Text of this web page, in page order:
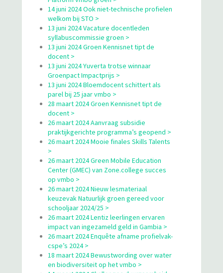
14 juni 2024 Ook niet-technische profielen
welkom bij STO >
13 juni 2024 Vacature docentleden
syllabuscommissie groen >
13 juni 2024 Groen Kennisnet tipt de
docent >
13 juni 2024 Yuverta trotse winnaar
Groenpact Impactprijs >
13 juni 2024 Bloemdocent schittert als
parel bij 25 jaar vmbo >
28 maart 2024 Groen Kennisnet tipt de
docent >
26 maart 2024 Aanvraag subsidie
praktijkgerichte programma’s geopend >
26 maart 2024 Mooie finales Skills Talents
>
26 maart 2024 Green Mobile Education
Center (GMEC) van Zone.college succes
op vmbo >
26 maart 2024 Nieuw lesmateriaal
keuzevak Natuurlijk groen gereed voor
schooljaar 2024/25 >
26 maart 2024 Lentiz leerlingen ervaren
impact van ingezameld geld in Gambia >
26 maart 2024 Enquête afname profielvak-
cspe’s 2024 >
18 maart 2024 Bewustwording over water
en biodiversiteit op het vmbo >